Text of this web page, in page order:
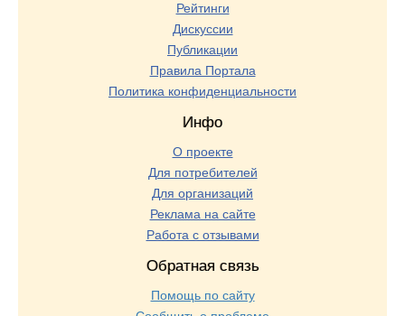
Рейтинги
Дискуссии
Публикации
Правила Портала
Политика конфиденциальности
Инфо
О проекте
Для потребителей
Для организаций
Реклама на сайте
Работа с отзывами
Обратная связь
Помощь по сайту